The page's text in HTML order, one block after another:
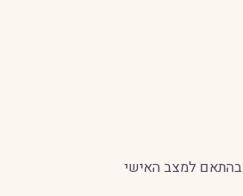
בהתאם למצב האישי